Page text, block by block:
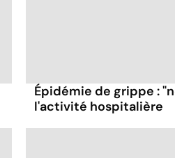
Épidémie de grippe :
l'activité hospitalière